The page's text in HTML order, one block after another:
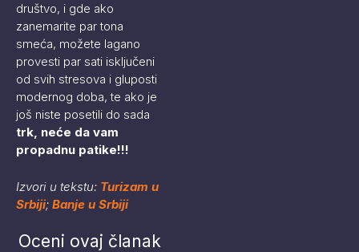
društvo, i gde ako
zanemarite par tona
smeća, možete lagano
provesti par sati isključeni
od svih stresova i gluposti
modernog doba, te ako je
još niste posetili do sada
trk, neće da vam
propadnu patike!!!
Izvori u tekstu: Turizam u
Srbiji; Banje u Srbiji
Oceni ovaj članak